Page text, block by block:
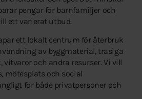
pengar för barnfamiljer och
ett varierat utbud.
ett lokalt centrum för återbruk
av byggmaterial, trasiga
vitvaror och andra resurser. Vi vill
mötesplats och social
för både privatpersoner och